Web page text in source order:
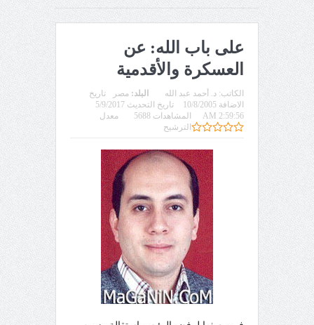
على باب الله: عن
العسكرة والأقدمية
الكاتب: د. أحمد عبد الله البلد: مصر
تاريخ
الاضافة 10/8/2005
تاريخ التحديث 5/9/2017
2:59:56 AM
المشاهدات 5688
معدل
الترشيح